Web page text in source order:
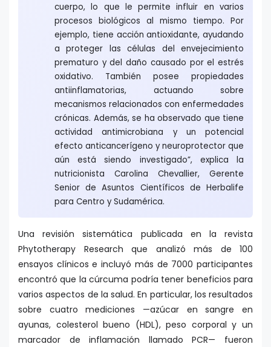
cuerpo, lo que le permite influir en varios
procesos biológicos al mismo tiempo. Por
ejemplo, tiene acción antioxidante, ayudando
a proteger las células del envejecimiento
prematuro y del daño causado por el estrés
oxidativo. También posee propiedades
antiinflamatorias, actuando sobre
mecanismos relacionados con enfermedades
crónicas. Además, se ha observado que tiene
actividad antimicrobiana y un potencial
efecto anticancerígeno y neuroprotector que
aún está siendo investigado”, explica la
nutricionista Carolina Chevallier, Gerente
Senior de Asuntos Científicos de Herbalife
para Centro y Sudamérica.
Una revisión sistemática publicada en la revista
Phytotherapy Research que analizó más de 100
ensayos clínicos e incluyó más de 7000 participantes
encontró que la cúrcuma podría tener beneficios para
varios aspectos de la salud. En particular, los resultados
sobre cuatro mediciones —azúcar en sangre en
ayunas, colesterol bueno (HDL), peso corporal y un
marcador de inflamación llamado PCR— fueron